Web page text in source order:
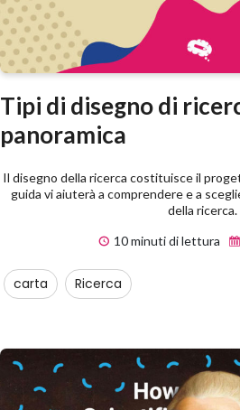
Tipi di disegno di
panoramica
Il disegno della ricerca costituisce il
guida vi aiuterà a comprendere e a
della ricerca.
10 minuti di lettura
carta Ricerca